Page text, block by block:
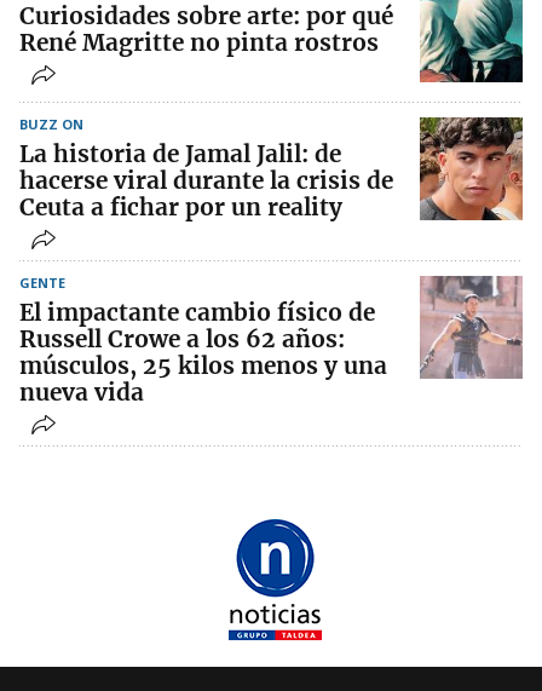
Curiosidades sobre arte: por qué
René Magritte no pinta rostros
BUZZ ON
La historia de Jamal Jalil: de
hacerse viral durante la crisis de
Ceuta a fichar por un reality
GENTE
El impactante cambio físico de
Russell Crowe a los 62 años:
músculos, 25 kilos menos y una
nueva vida